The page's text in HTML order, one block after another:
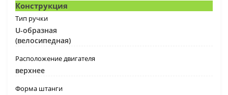
Конструкция
Тип ручки
U-образная
(велосипедная)
Расположение двигателя
верхнее
Форма штанги